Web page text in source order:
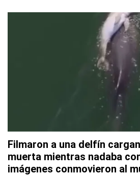
Filmaron a una delfín
muerta mientras nadaba
imágenes conmovieron al